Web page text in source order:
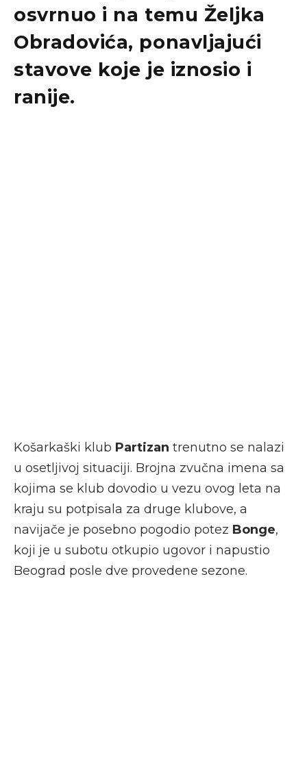
osvrnuo i na temu Željka
Obradovića, ponavljajući
stavove koje je iznosio i
ranije.
Košarkaški klub Partizan trenutno se nalazi
u osetljivoj situaciji. Brojna zvučna imena sa
kojima se klub dovodio u vezu ovog leta na
kraju su potpisala za druge klubove, a
navijače je posebno pogodio potez Bonge,
koji je u subotu otkupio ugovor i napustio
Beograd posle dve provedene sezone.